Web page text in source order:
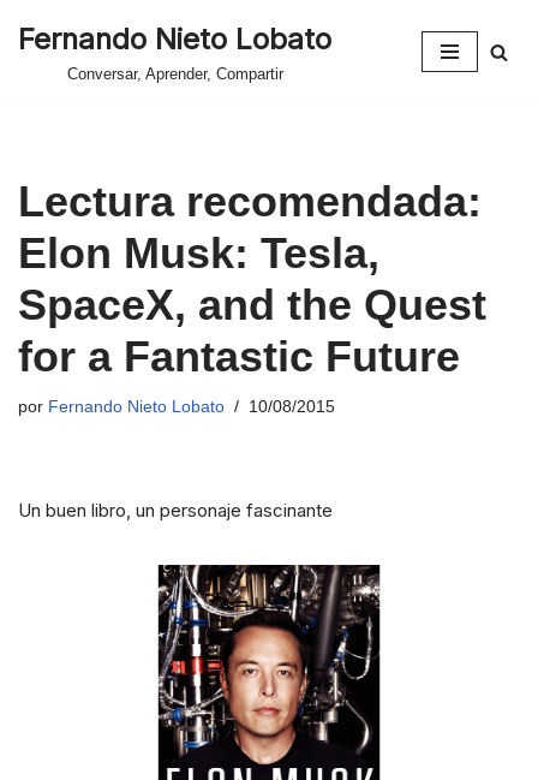
Fernando Nieto Lobato
Conversar, Aprender, Compartir
Lectura recomendada:
Elon Musk: Tesla,
SpaceX, and the Quest
for a Fantastic Future
por Fernando Nieto Lobato 10/08/2015
Un buen libro, un personaje fascinante